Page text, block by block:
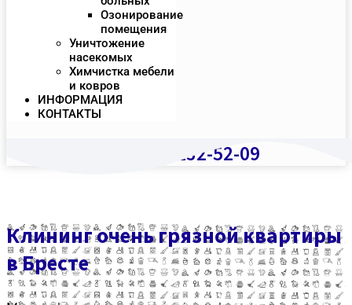
Озонирование
помещения
Уничтожение
насекомых
Химчистка мебели
и ковров
ИНФОРМАЦИЯ
КОНТАКТЫ
+375 (29) 232-52-09
Клининг очень грязной квартиры
в Бресте